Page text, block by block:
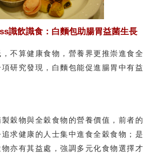
識飲識食：白麵包助腸胃益菌生長
不算健康食物，營養界更推崇進食全
研究發現，白麵包能促進腸胃中有益
穀物與全穀食物的營養價值，前者的
求健康的人士集中進食全穀食物；是
亦有其益處，強調多元化食物選擇才